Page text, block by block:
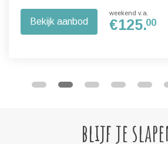
Bekijk aanbod
weekend v.a.
€125.00
blijf je